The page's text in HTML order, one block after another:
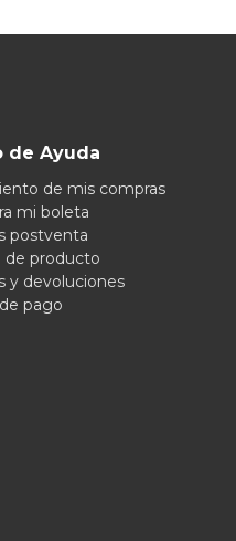
de Ayuda
de mis compras
mi boleta
postventa
de producto
y devoluciones
pago